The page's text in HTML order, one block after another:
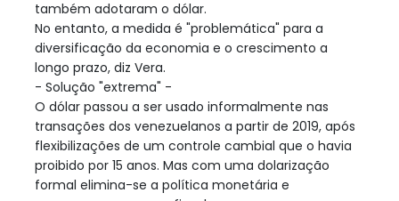
também adotaram o dólar.
No entanto, a medida é "problemática" para a
diversificação da economia e o crescimento a
longo prazo, diz Vera.
- Solução "extrema" -
O dólar passou a ser usado informalmente nas
transações dos venezuelanos a partir de 2019, após
flexibilizações de um controle cambial que o havia
proibido por 15 anos. Mas com uma dolarização
formal elimina-se a política monetária e